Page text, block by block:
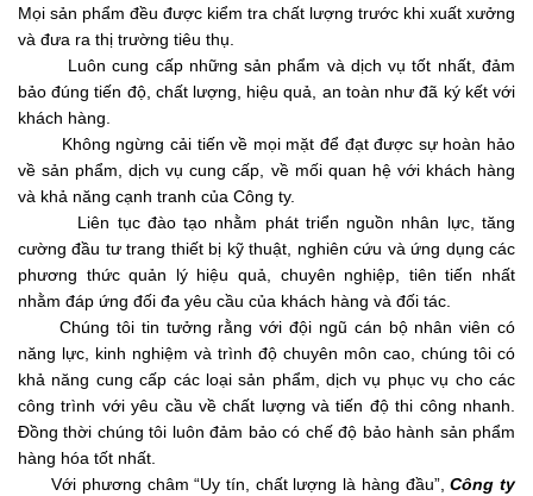
Mọi sản phẩm đều được kiểm tra chất lượng trước khi xuất xưởng
và đưa ra thị trường tiêu thụ.
Luôn cung cấp những sản phẩm và dịch vụ tốt nhất, đảm
bảo đúng tiến độ, chất lượng, hiệu quả, an toàn như đã ký kết với
khách hàng.
Không ngừng cải tiến về mọi mặt để đạt được sự hoàn hảo
về sản phẩm, dịch vụ cung cấp, về mối quan hệ với khách hàng
và khả năng cạnh tranh của Công ty.
Liên tục đào tạo nhằm phát triển nguồn nhân lực, tăng
cường đầu tư trang thiết bị kỹ thuật, nghiên cứu và ứng dụng các
phương thức quản lý hiệu quả, chuyên nghiệp, tiên tiến nhất
nhằm đáp ứng đối đa yêu cầu của khách hàng và đối tác.
Chúng tôi tin tưởng rằng với đội ngũ cán bộ nhân viên có
năng lực, kinh nghiệm và trình độ chuyên môn cao, chúng tôi có
khả năng cung cấp các loại sản phẩm, dịch vụ phục vụ cho các
công trình với yêu cầu về chất lượng và tiến độ thi công nhanh.
Đồng thời chúng tôi luôn đảm bảo có chế độ bảo hành sản phẩm
hàng hóa tốt nhất.
Với phương châm “Uy tín, chất lượng là hàng đầu”,Công ty